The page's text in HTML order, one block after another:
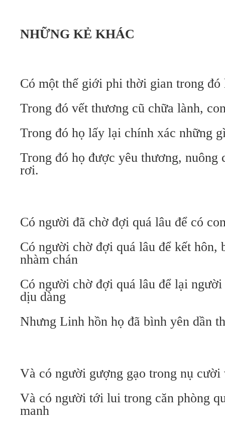
NHỮNG KẺ KHÁC
Có một thế giới phi thời gian trong đó
Trong đó vết thương cũ chữa lành,
Trong đó họ lấy lại chính xác những
Trong đó họ được yêu thương, nuông
rơi.
Có người đã chờ đợi quá lâu để có
Có người chờ đợi quá lâu để kết hôn,
nhàm chán
Có người chờ đợi quá lâu để lại
dịu dàng
Nhưng Linh hồn họ đã bình yên dần
Và có người gượng gạo trong nụ cười
Và có người tới lui trong căn phòng
manh